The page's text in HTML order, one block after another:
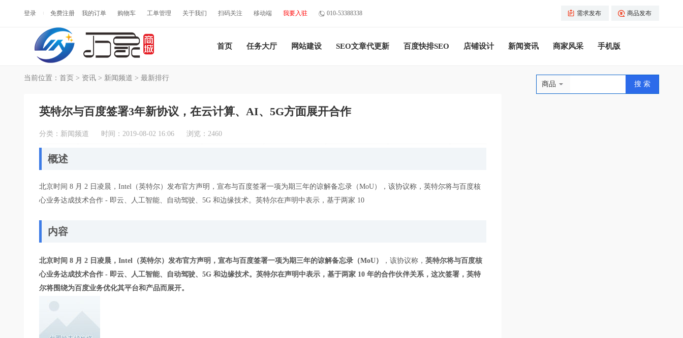
登录 免费注册 我的订单 购物车 工单管理 关于我们 扫码关注 移动端 我要入驻 010-53388338 需求发布 商品发布
首页 任务大厅 网站建设 SEO文章代更新 百度快排SEO 店铺设计 新闻资讯 商家风采 手机版
商品
当前位置： 首页 > 资讯 > 新闻频道 > 最新排行
英特尔与百度签署3年新协议，在云计算、AI、5G方面展开合作
分类： 新闻频道 时间：2019-08-02 16:06 浏览：2460
概述
北京时间 8 月 2 日凌晨，Intel（英特尔）发布官方声明，宣布与百度签署一项为期三年的谅解备忘录（MoU），该协议称，英特尔将与百度核
心业务达成技术合作 - 即云、人工智能、自动驾驶、5G 和边缘技术。英特尔在声明中表示，基于两家 10
内容
北京时间 8 月 2 日凌晨， Intel（英特尔）发布官方声明，宣布与百度签署一项为期三年的谅解备忘录（MoU） ，该协议称， 英特尔将与百度核
心业务达成技术合作 - 即云、人工智能、自动驾驶、5G 和边缘技术。英特尔在声明中表示，基于两家 10 年的合作伙伴关系，这次签署，英特
尔将围绕为百度业务优化其平台和产品而展开。